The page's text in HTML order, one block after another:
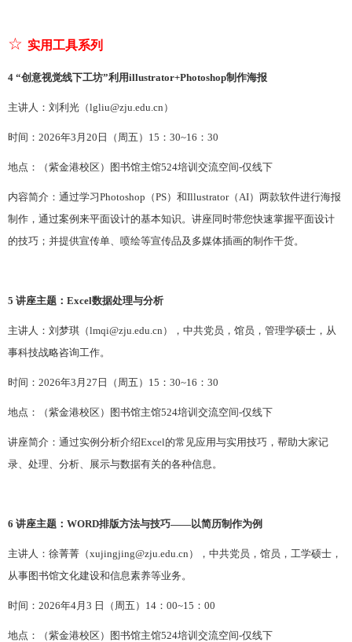
☆ 实用工具系列
4 “创意视觉线下工坊”利用illustrator+Photoshop制作海报
主讲人：刘利光 （lgliu@zju.edu.cn ）
时间： 2026年3 月 20 日（周五） 15：30~16：30
地点：（紫金港校区）图书馆主馆524培训交流空间-仅线下
内容简介：通过学习Photoshop（PS）和Illustrator（AI）两款软件进行海报
制作，通过案例来平面设计的基本知识。讲座同时带您快速掌握平面设计
的技巧；并提供宣传单、喷绘等宣传品及多媒体插画的制作干货。
5 讲座主题：Excel数据处理与分析
主讲人：刘梦琪 （lmqi@zju.edu.cn ） ， 中共党员， 馆员，管理学硕士，从
事科技战略咨询工作。
时间： 2026年3 月 27 日（周五） 1 5 ： 30~1 6 ： 30
地点：（紫金港校区）图书馆主馆524培训交流空间-仅线下
讲座简介：通过实例分析介绍Excel的常见应用与实用技巧，帮助大家记
录、处理、分析、展示与数据有关的各种信息。
6 讲座主题： WORD排版方法与技巧——以简历制作为例
主讲人：徐菁菁 （xujingjing@zju.edu.cn ） ， 中共党员， 馆员，工学硕士，
从事图书馆文化建设和信息素养等业务。
时间： 2026年4 月 3 日（周五 ） 1 4 ： 00~1 5 ： 00
地点：（紫金港校区）图书馆主馆524培训交流空间-仅线下